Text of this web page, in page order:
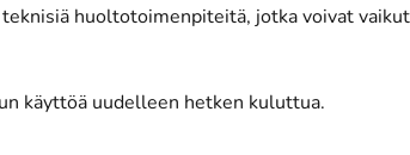
huoltotoimenpiteitä, jotka voivat
käyttöä uudelleen hetken kuluttua.